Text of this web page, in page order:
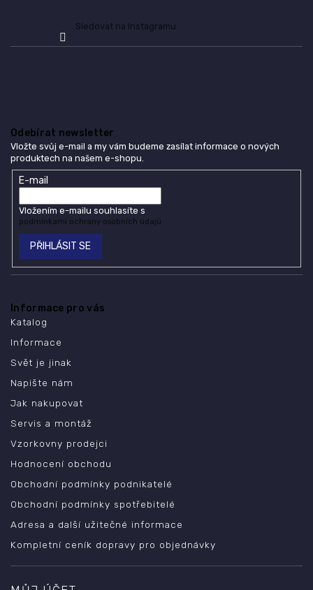
Sledovat na Instagramu
Odebírat newsletter
Vložte svůj e-mail a my vám budeme zasílat informace o nových
produktech na našem e-shopu.
E-mail
Vložením e-mailu souhlasíte s
podmínkami ochrany osobních údajů
PŘIHLÁSIT SE
Informace pro vás
Katalog
Informace
Svět je jinak
Napište nám
Jak nakupovat
Servis a montáž
Vzorkovny prodejci
Hodnocení obchodu
Obchodní podmínky podnikatelé
Obchodní podmínky spotřebitelé
Adresa a další užitečné informace
Kompletní ceník dopravy pro objednávky